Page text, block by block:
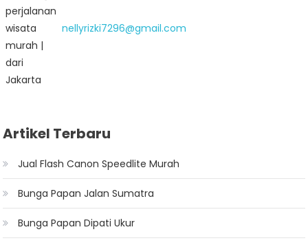
nellyrizki7296@gmail.com
Artikel Terbaru
Jual Flash Canon Speedlite Murah
Bunga Papan Jalan Sumatra
Bunga Papan Dipati Ukur